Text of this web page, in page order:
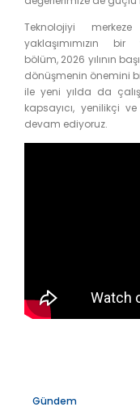
Teknolojiyi
yaklaşımımızın
bölüm, 2026 yılının
dönüşmenin önemini
ile yeni yılda da
kapsayıcı, yenilikçi
devam ediyoruz.
Gündem